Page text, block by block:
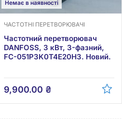
Немає в наявності
ЧАСТОТНІ ПЕРЕТВОРЮВАЧІ
Частотний перетворювач
DANFOSS, 3 кВт, 3-фазний,
FC-051P3K0T4E20H3. Новий.
9,900.00 ₴